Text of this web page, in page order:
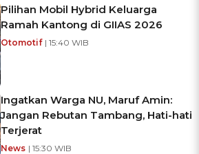
Pilihan Mobil Hybrid Keluarga
Ramah Kantong di GIIAS 2026
Otomotif | 15:40 WIB
Ingatkan Warga NU, Maruf Amin:
Jangan Rebutan Tambang, Hati-hati
Terjerat
News | 15:30 WIB